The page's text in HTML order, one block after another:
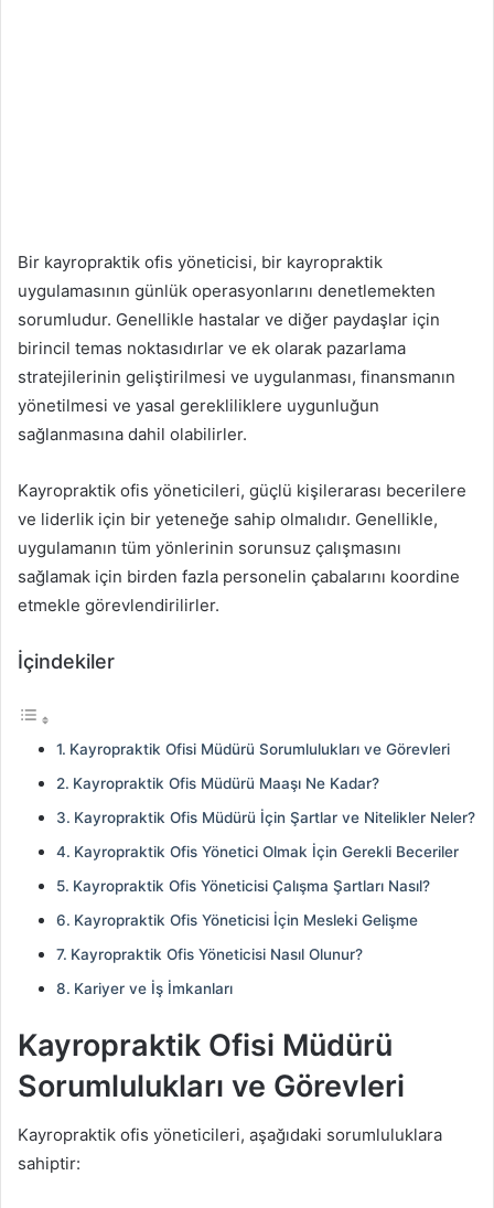
Bir kayropraktik ofis yöneticisi, bir kayropraktik
uygulamasının günlük operasyonlarını denetlemekten
sorumludur. Genellikle hastalar ve diğer paydaşlar için
birincil temas noktasıdırlar ve ek olarak pazarlama
stratejilerinin geliştirilmesi ve uygulanması, finansmanın
yönetilmesi ve yasal gerekliliklere uygunluğun
sağlanmasına dahil olabilirler.
Kayropraktik ofis yöneticileri, güçlü kişilerarası becerilere
ve liderlik için bir yeteneğe sahip olmalıdır. Genellikle,
uygulamanın tüm yönlerinin sorunsuz çalışmasını
sağlamak için birden fazla personelin çabalarını koordine
etmekle görevlendirilirler.
İçindekiler
Kayropraktik Ofisi Müdürü Sorumlulukları ve Görevleri
Kayropraktik Ofis Müdürü Maaşı Ne Kadar?
Kayropraktik Ofis Müdürü İçin Şartlar ve Nitelikler Neler?
Kayropraktik Ofis Yönetici Olmak İçin Gerekli Beceriler
Kayropraktik Ofis Yöneticisi Çalışma Şartları Nasıl?
Kayropraktik Ofis Yöneticisi İçin Mesleki Gelişme
Kayropraktik Ofis Yöneticisi Nasıl Olunur?
Kariyer ve İş İmkanları
Kayropraktik Ofisi Müdürü
Sorumlulukları ve Görevleri
Kayropraktik ofis yöneticileri, aşağıdaki sorumluluklara
sahiptir: